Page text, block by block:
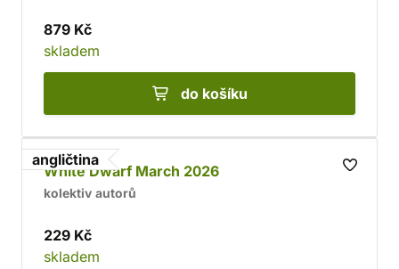
879 Kč
skladem
do košíku
angličtina
White Dwarf March 2026
kolektiv autorů
229 Kč
skladem